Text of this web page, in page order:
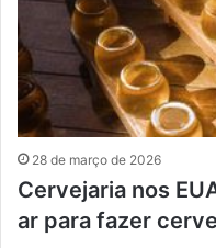
28 de março de 2026
Cervejaria nos
ar para fazer